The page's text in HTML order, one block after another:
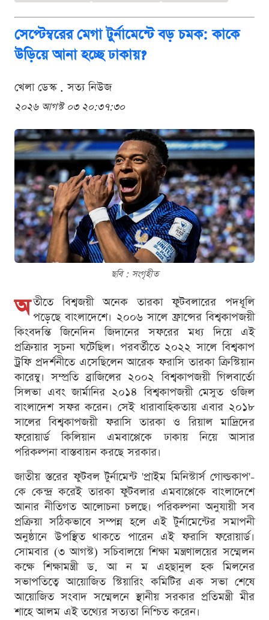
সেপ্টেম্বরের মেগা টুর্নামেন্টে বড় চমক: কাকে
উড়িয়ে আনা হচ্ছে ঢাকায়?
খেলা ডেস্ক . সত্য নিউজ
২০২৬ আগস্ট ০৩ ২০:৩৭:৩০
ছবি : সংগৃহীত
অ তীতে বিশ্বজয়ী অনেক তারকা ফুটবলারের পদধূলি
পড়েছে বাংলাদেশে। ২০০৬ সালে ফ্রান্সের বিশ্বকাপজয়ী
কিংবদন্তি জিনেদিন জিদানের সফরের মধ্য দিয়ে এই
প্রক্রিয়ার সূচনা ঘটেছিল। পরবর্তীতে ২০২২ সালে বিশ্বকাপ
ট্রফি প্রদর্শনীতে এসেছিলেন আরেক ফরাসি তারকা ক্রিস্টিয়ান
কারেম্বু। সম্প্রতি ব্রাজিলের ২০০২ বিশ্বকাপজয়ী গিলবার্তো
সিলভা এবং জার্মানির ২০১৪ বিশ্বকাপজয়ী মেসুত ওজিল
বাংলাদেশ সফর করেন। সেই ধারাবাহিকতায় এবার ২০১৮
সালের বিশ্বকাপজয়ী ফরাসি তারকা ও রিয়াল মাদ্রিদের
ফরোয়ার্ড কিলিয়ান এমবাপ্পেকে ঢাকায় নিয়ে আসার
পরিকল্পনা বাস্তবায়ন করছে সরকার।
জাতীয় স্তরের ফুটবল টুর্নামেন্ট 'প্রাইম মিনিস্টার্স গোল্ডকাপ'-
কে কেন্দ্র করেই তারকা ফুটবলার এমবাপ্পেকে বাংলাদেশে
আনার নীতিগত আলোচনা চলছে। পরিকল্পনা অনুযায়ী সব
প্রক্রিয়া সঠিকভাবে সম্পন্ন হলে এই টুর্নামেন্টের সমাপনী
অনুষ্ঠানে উপস্থিত থাকতে পারেন এই ফরাসি ফরোয়ার্ড।
সোমবার (৩ আগস্ট) সচিবালয়ে শিক্ষা মন্ত্রণালয়ের সম্মেলন
কক্ষে শিক্ষামন্ত্রী ড. আ ন ম এহছানুল হক মিলনের
সভাপতিত্বে আয়োজিত স্টিয়ারিং কমিটির এক সভা শেষে
আয়োজিত সংবাদ সম্মেলনে স্থানীয় সরকার প্রতিমন্ত্রী মীর
শাহে আলম এই তথ্যের সত্যতা নিশ্চিত করেন।